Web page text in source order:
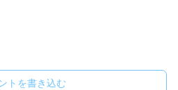
トを書き込む